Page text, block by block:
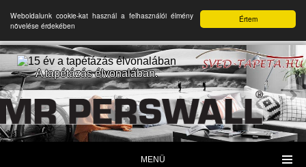
Értem
Weboldalunk cookie-kat használ a felhasználói élmény
növelése érdekében
A tapétázás élvonalában.
MENÜ